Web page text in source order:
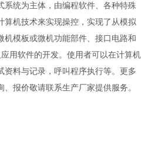
系统为主体，由编程软件、各种特殊
算机技术来实现操控，实现了从模拟
机模板或微机功能部件、接口电路和
用软件的开发。使用者可以在计算机
料与记录，呼叫程序执行等。 更多
报价敬请联系生产厂家提供服务。